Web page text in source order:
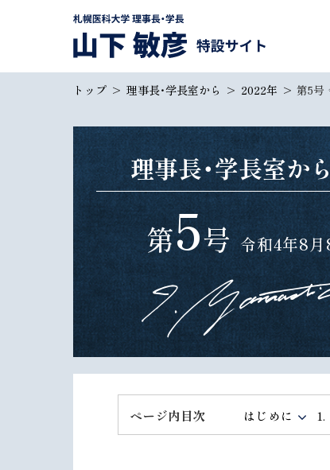
メ
札幌医科大学 理事長・学長
山下 敏彦 特設サイト
トップ 理事長・学長室から 2022年 第5号
理事長・学長室か
第5号 令和4年8
ページ内目次 はじめに
戻